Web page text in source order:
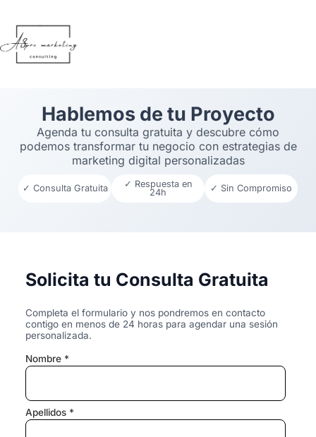
Hablemos de tu Proyecto
Agenda tu consulta gratuita y descubre cómo
podemos transformar tu negocio con estrategias de
marketing digital personalizadas
✓ Consulta Gratuita
✓ Respuesta en
24h
✓ Sin Compromiso
Solicita tu Consulta Gratuita
Completa el formulario y nos pondremos en contacto
contigo en menos de 24 horas para agendar una sesión
personalizada.
Nombre *
Apellidos *